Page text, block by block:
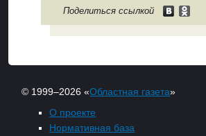
Поделиться ссылкой
© 1999–2026 «Областная газета»
О проекте
Нормативная база